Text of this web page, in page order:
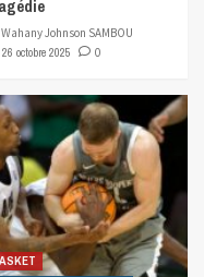
Wahany Johnson SAMBOU
26 octobre 2025
0